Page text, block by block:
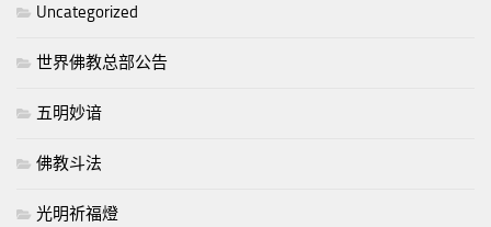
Uncategorized
世界佛教总部公告
五明妙谙
佛教斗法
光明祈福燈